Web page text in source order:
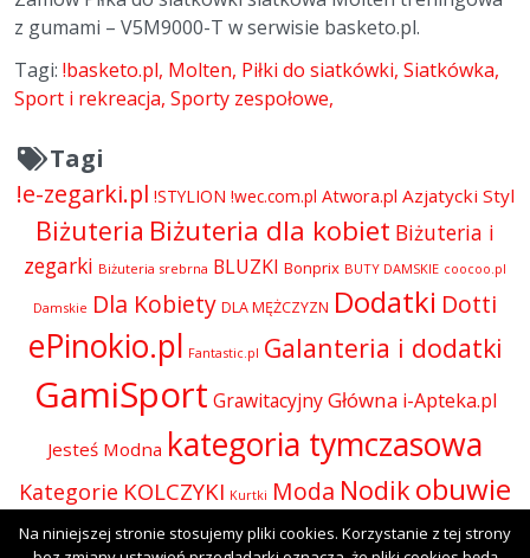
z gumami – V5M9000-T w serwisie basketo.pl.
Tagi: !basketo.pl Molten Piłki do siatkówki Siatkówka
Sport i rekreacja Sporty zespołowe
Tagi
!e-zegarki.pl !STYLION !wec.com.pl Atwora.pl Azjatycki Styl
Biżuteria Biżuteria dla kobiet Biżuteria i
zegarki Biżuteria srebrna BLUZKI Bonprix BUTY DAMSKIE coocoo.pl
Damskie Dla Kobiety DLA MĘŻCZYZN Dodatki Dotti
ePinokio.pl Fantastic.pl Galanteria i dodatki
GamiSport Grawitacyjny Główna i-Apteka.pl
Jesteś Modna kategoria tymczasowa
Kategorie KOLCZYKI Kurtki Moda Nodik obuwie
Odzież Okulary Olive.pl Perfumy Perfumy i kosmetyki
Na niniejszej stronie stosujemy pliki cookies. Korzystanie z tej strony